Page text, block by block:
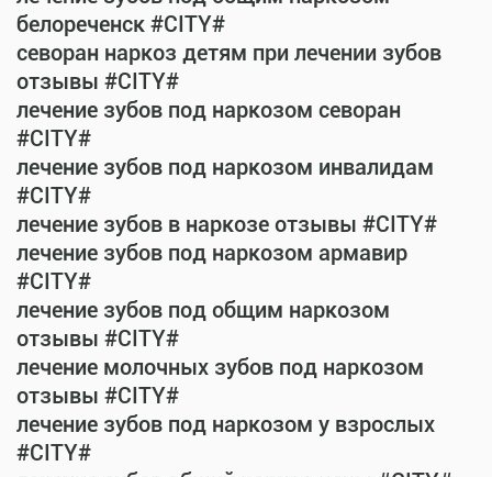
белореченск #CITY#
севоран наркоз детям при лечении зубов
отзывы #CITY#
лечение зубов под наркозом севоран
#CITY#
лечение зубов под наркозом инвалидам
#CITY#
лечение зубов в наркозе отзывы #CITY#
лечение зубов под наркозом армавир
#CITY#
лечение зубов под общим наркозом
отзывы #CITY#
лечение молочных зубов под наркозом
отзывы #CITY#
лечение зубов под наркозом у взрослых
#CITY#